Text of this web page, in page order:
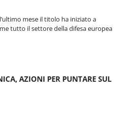
mese il titolo ha iniziato a
tutto il settore della difesa europea
AZIONI PER PUNTARE SUL